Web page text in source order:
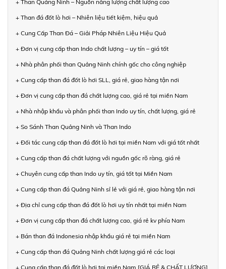
+ Than Quảng Ninh – Nguồn năng lượng chất lượng cao
+ Than đá đốt lò hơi – Nhiên liệu tiết kiệm, hiệu quả
+ Cung Cấp Than Đá – Giải Pháp Nhiên Liệu Hiệu Quả
+ Đơn vị cung cấp than Indo chất lượng – uy tín – giá tốt
+ Nhà phân phối than Quảng Ninh chính gốc cho công nghiệp
+ Cung cấp than đá đốt lò hơi SLL, giá rẻ, giao hàng tận nơi
+ Đơn vị cung cấp than đá chất lượng cao, giá rẻ tại miền Nam
+ Nhà nhập khẩu và phân phối than Indo uy tín, chất lượng, giá rẻ
+ So Sánh Than Quảng Ninh và Than Indo
+ Đối tác cung cấp than đá đốt lò hơi tại miền Nam với giá tốt nhất
+ Cung cấp than đá chất lượng với nguồn gốc rõ ràng, giá rẻ
+ Chuyên cung cấp than Indo uy tín, giá tốt tại Miền Nam
+ Cung cấp than đá Quảng Ninh sỉ lẻ với giá rẻ, giao hàng tận nơi
+ Địa chỉ cung cấp than đá đốt lò hơi uy tín nhất tại miền Nam
+ Đơn vị cung cấp than đá chất lượng cao, giá rẻ kv phía Nam
+ Bán than đá Indonesia nhập khẩu giá rẻ tại miền Nam
+ Cung cấp than đá Quảng Ninh chất lượng giá rẻ các loại
+ Cung cấp than đá đốt lò hơi tại miền Nam [GIÁ RẺ & CHẤT LƯỢNG]